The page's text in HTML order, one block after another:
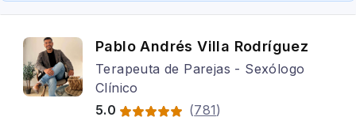
Pablo Andrés Villa Rodríguez
Terapeuta de Parejas - Sexólogo
Clínico
5.0
(781)